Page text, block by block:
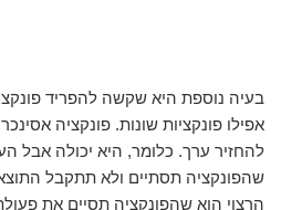
בעיה נוספת היא שקשה להפריד
אפילו פונקציות שונות. פונקציה
להחזיר ערך. כלומר, היא יכולה אבל
שהפונקציה תסתיים ולא תתקבל
הרצוי הוא שהפונקציה תסיים את